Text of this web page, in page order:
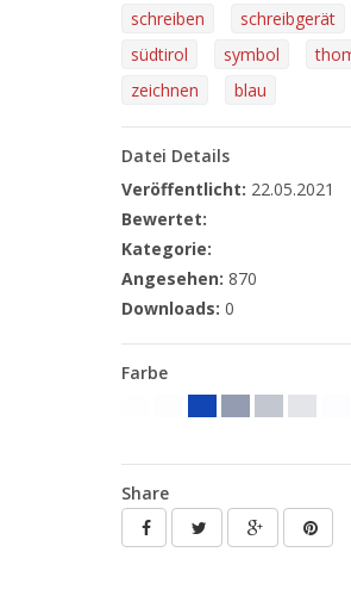
schreiben
schreibgerät
südtirol
symbol
zeichnen
blau
Datei Details
Veröffentlicht: 22.05.2021
Bewertet:
Kategorie:
Angesehen: 870
Downloads: 0
Farbe
Share